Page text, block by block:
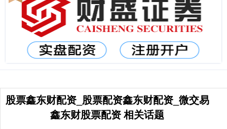
股票鑫东财配资_股票配资鑫东财配资_微交易
鑫东财股票配资 相关话题